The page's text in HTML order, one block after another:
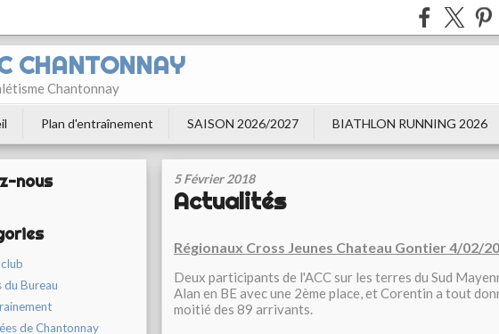
CHANTONNAY
Chantonnay
Plan d'entraînement SAISON 2026/2027 BIATHLON RUNNING 2026
nous
du Bureau
de Chantonnay
5 Février 2018
Actualités
Régionaux Cross Jeunes Chateau Gontier 4/02/
Deux participants de l'ACC sur les terres du Sud
Alan en BE avec une 2ème place, et Corentin a tout
moitié des 89 arrivants.